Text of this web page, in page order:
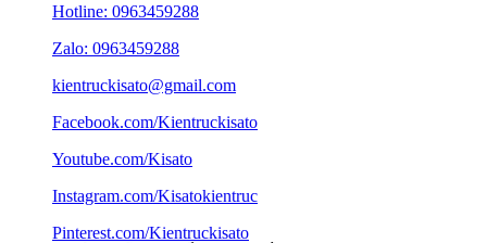
Hotline: 0963459288
Zalo: 0963459288
kientruckisato@gmail.com
Facebook.com/Kientruckisato
Youtube.com/Kisato
Instagram.com/Kisatokientruc
Pinterest.com/Kientruckisato